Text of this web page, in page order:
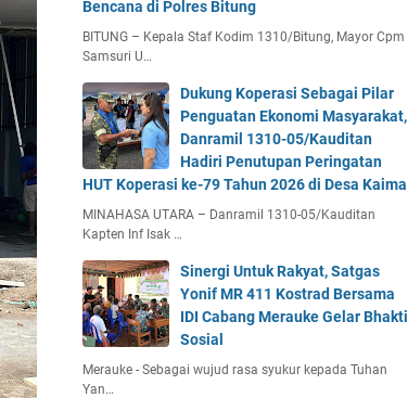
Bencana di Polres Bitung
BITUNG – Kepala Staf Kodim 1310/Bitung, Mayor Cpm
Samsuri U…
Dukung Koperasi Sebagai Pilar
Penguatan Ekonomi Masyarakat,
Danramil 1310-05/Kauditan
Hadiri Penutupan Peringatan
HUT Koperasi ke-79 Tahun 2026 di Desa Kaima
MINAHASA UTARA – Danramil 1310-05/Kauditan
Kapten Inf Isak …
Sinergi Untuk Rakyat, Satgas
Yonif MR 411 Kostrad Bersama
IDI Cabang Merauke Gelar Bhakti
Sosial
Merauke - Sebagai wujud rasa syukur kepada Tuhan
Yan…